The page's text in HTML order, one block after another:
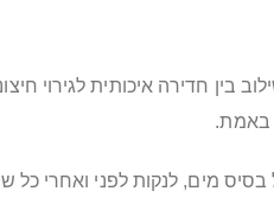
בין חדירה איכותית לגירוי
מים, לנקות לפני ואחרי כל